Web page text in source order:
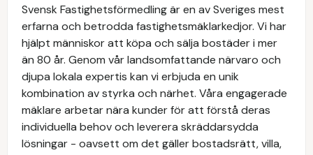
Svensk Fastighetsförmedling är en av Sveriges mest
erfarna och betrodda fastighetsmäklarkedjor. Vi har
hjälpt människor att köpa och sälja bostäder i mer
än 80 år. Genom vår landsomfattande närvaro och
djupa lokala expertis kan vi erbjuda en unik
kombination av styrka och närhet. Våra engagerade
mäklare arbetar nära kunder för att förstå deras
individuella behov och leverera skräddarsydda
lösningar - oavsett om det gäller bostadsrätt, villa,